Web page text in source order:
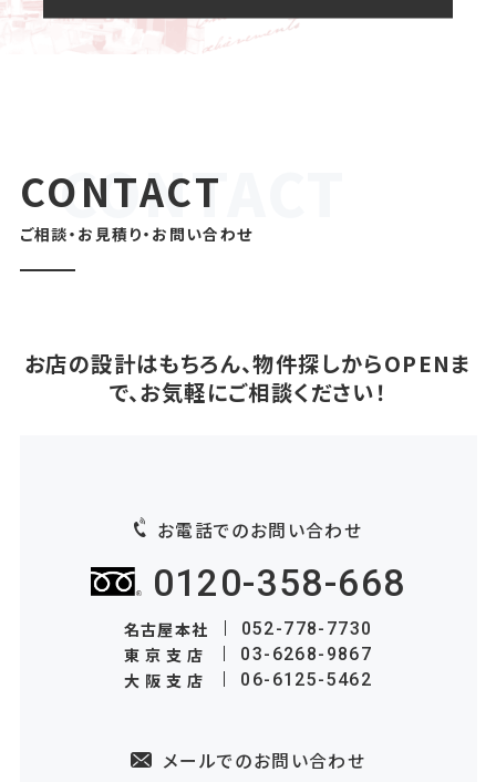
CONTACT
ご相談・お見積り・お問い合わせ
お店の設計はもちろん、物件探しからOPENま
で、お気軽にご相談ください！
お電話でのお問い合わせ
0120-358-668
名古屋本社 052-778-7730
東京支店 03-6268-9867
大阪支店 06-6125-5462
メールでのお問い合わせ